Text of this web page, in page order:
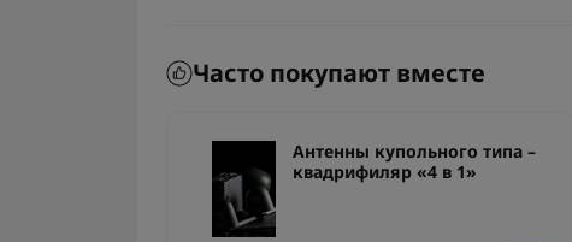
Часто покупают вместе
Антенны купольного типа –
квадрифиляр «4 в 1»